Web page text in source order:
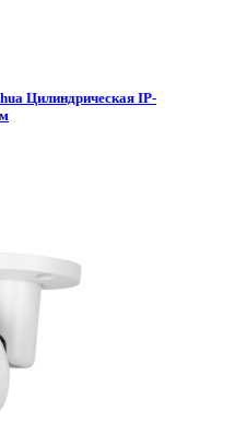
Цилиндрическая IP-